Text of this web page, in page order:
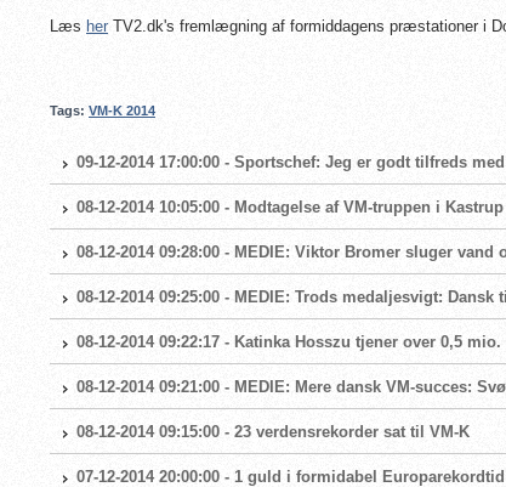
Læs her TV2.dk's fremlægning af formiddagens præstationer i
Tags: VM-K 2014
09-12-2014 17:00:00 - Sportschef: Jeg er godt tilfreds
08-12-2014 10:05:00 - Modtagelse af VM-truppen i
08-12-2014 09:28:00 - MEDIE: Viktor Bromer sluger
08-12-2014 09:25:00 - MEDIE: Trods medaljesvigt: Dansk
08-12-2014 09:22:17 - Katinka Hosszu tjener over 0,5 mio.
08-12-2014 09:21:00 - MEDIE: Mere dansk VM-succes:
08-12-2014 09:15:00 - 23 verdensrekorder sat til VM-K
07-12-2014 20:00:00 - 1 guld i formidabel